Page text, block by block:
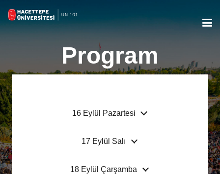
Program
16 Eylül Pazartesi
17 Eylül Salı
18 Eylül Çarşamba